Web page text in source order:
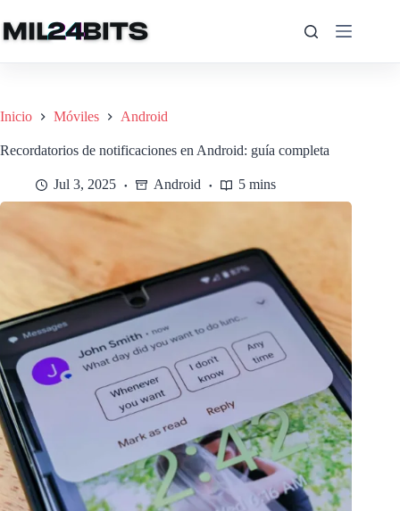
al
contenido
Inicio Móviles Android
Recordatorios de notificaciones en Android: guía completa
Jul 3, 2025 Android 5 mins